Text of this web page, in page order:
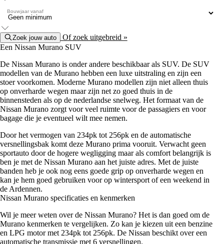
Bouwjaar vanaf
Zoek jouw auto
Of zoek uitgebreid »
Een Nissan Murano SUV
De Nissan Murano is onder andere beschikbaar als SUV. De SUV
modellen van de Murano hebben een luxe uitstraling en zijn een
stoer voorkomen. Moderne Murano modellen zijn niet alleen thuis
op onverharde wegen maar zijn net zo goed thuis in de
binnensteden als op de nederlandse snelweg. Het formaat van de
Nissan Murano zorgt voor veel ruimte voor de passagiers en voor
bagage die je eventueel wilt mee nemen.
Door het vermogen van 234pk tot 256pk en de automatische
versnellingsbak komt deze Murano prima vooruit. Verwacht geen
sportauto door de hogere wegligging maar als comfort belangrijk is
ben je met de Nissan Murano aan het juiste adres. Met de juiste
banden heb je ook nog eens goede grip op onverharde wegen en
kan je hem goed gebruiken voor op wintersport of een weekend in
de Ardennen.
Nissan Murano specificaties en kenmerken
Wil je meer weten over de Nissan Murano? Het is dan goed om de
Murano kenmerken te vergelijken. Zo kan je kiezen uit een benzine
en LPG motor met 234pk tot 256pk. De Nissan beschikt over een
automatische transmissie met 6 versnellingen.